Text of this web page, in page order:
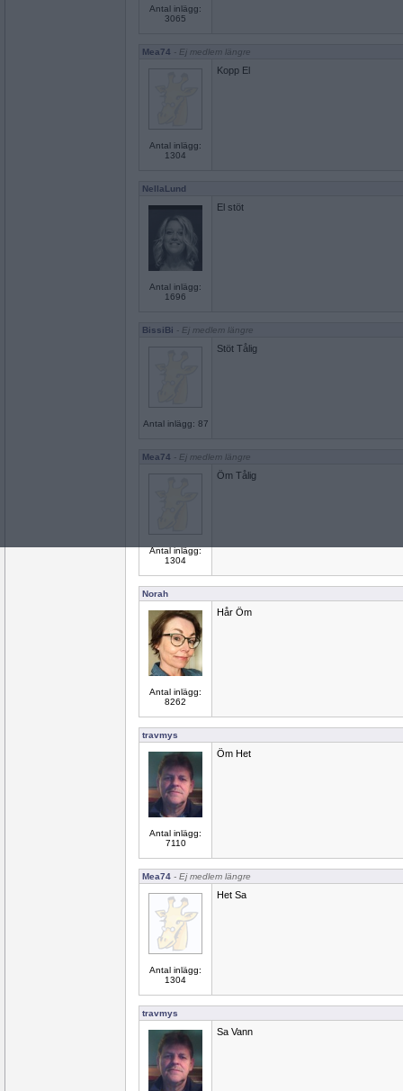
Antal inlägg:
3065
Mea74 - Ej medlem längre
Antal inlägg:
1304
Kopp El
NellaLund
Antal inlägg:
1696
El stöt
BissiBi - Ej medlem längre
Antal inlägg: 87
Stöt Tålig
Mea74 - Ej medlem längre
Antal inlägg:
1304
Öm Tålig
Norah
Antal inlägg:
8262
Hår Öm
travmys
Antal inlägg:
7110
Öm Het
Mea74 - Ej medlem längre
Antal inlägg:
1304
Het Sa
travmys
Sa Vann